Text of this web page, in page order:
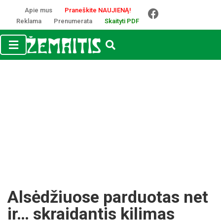
Apie mus
Praneškite NAUJIENĄ!
Reklama
Prenumerata Skaityti PDF
Alsėdžiuose parduotas net
ir… skraidantis kilimas